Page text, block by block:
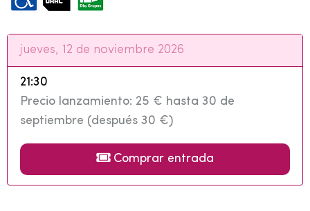
jueves, 12 de noviembre 2026
21:30
Precio lanzamiento: 25 € hasta 30 de
septiembre (después 30 €)
Comprar entrada